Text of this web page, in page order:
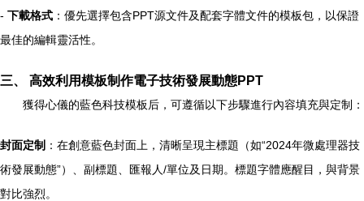
- 下載格式 ：優先選擇包含PPT源文件及配套字體文件的模板包，以保證
最佳的編輯靈活性。
三、 高效利用模板制作電子技術發展動態PPT
獲得心儀的藍色科技模板后，可遵循以下步驟進行內容填充與定制：
封面定制 ：在創意藍色封面上，清晰呈現主標題（如“2024年微處理器技
術發展動態”）、副標題、匯報人/單位及日期。標題字體應醒目，與背景
對比強烈。